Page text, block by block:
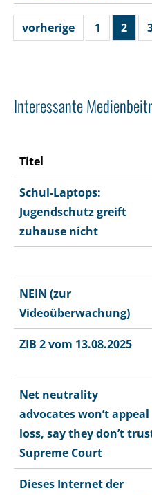
vorherige 1 2
Interessante
Titel
Schul-Laptops:
Jugendschutz greift
zuhause nicht
NEIN (zur
Videoüberwachung)
ZIB 2 vom 13.08.2025
Net neutrality
advocates won’t appeal
loss, say they don’t
Supreme Court
Dieses Internet der